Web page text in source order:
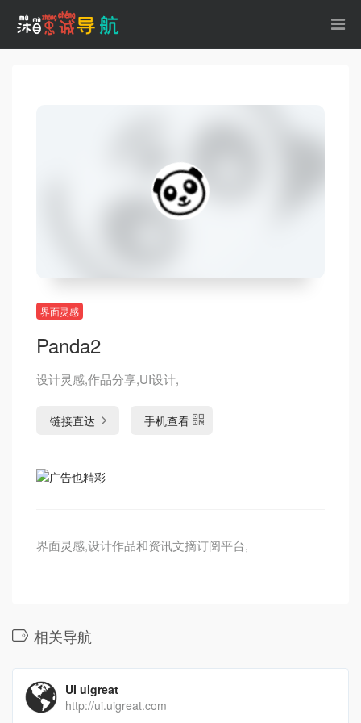
界面灵感
Panda2
设计灵感,作品分享,UI设计,
链接直达 手机查看
界面灵感,设计作品和资讯文摘订阅平台,
相关导航
UI uigreat
http://ui.uigreat.com